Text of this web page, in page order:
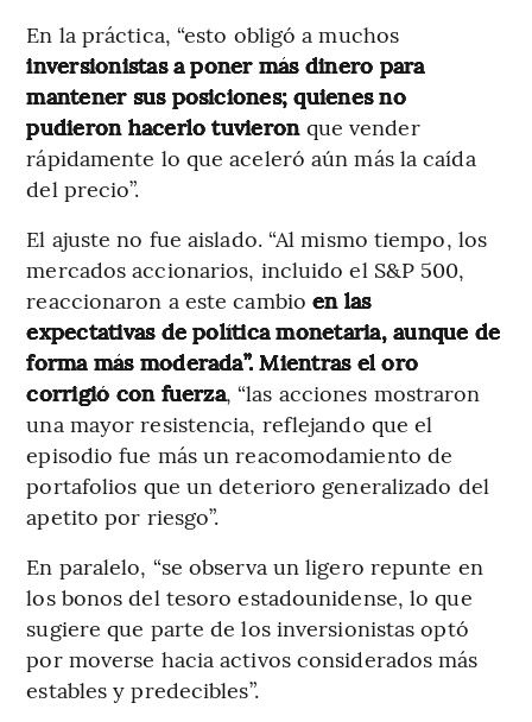
En la práctica, “esto obligó a muchos
inversionistas a poner más dinero para
mantener sus posiciones; quienes no
pudieron hacerlo tuvieron que vender
rápidamente lo que aceleró aún más la caída
del precio”.
El ajuste no fue aislado. “Al mismo tiempo, los
mercados accionarios, incluido el S&P 500,
reaccionaron a este cambioen las
expectativas de política monetaria, aunque de
forma más moderada”. Mientras el oro
corrigió con fuerza, “las acciones mostraron
una mayor resistencia, reflejando que el
episodio fue más un reacomodamiento de
portafolios que un deterioro generalizado del
apetito por riesgo”.
En paralelo, “se observa un ligero repunte en
los bonos del tesoro estadounidense, lo que
sugiere que parte de los inversionistas optó
por moverse hacia activos considerados más
estables y predecibles”.